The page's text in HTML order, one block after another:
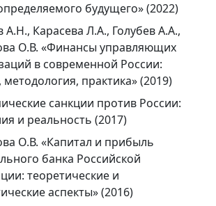
будущего» (2022)
А.Н., Карасева Л.А., Голубев А.А.,
О.В. «Финансы управляющих
в современной России:
методология, практика» (2019)
санкции против России:
и реальность (2017)
О.В. «Капитал и прибыль
банка Российской
теоретические и
аспекты» (2016)